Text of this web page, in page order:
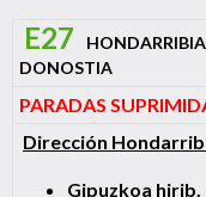
E27
DONOSTIA
PARADAS
Dirección
Gipuzkoa hirib.